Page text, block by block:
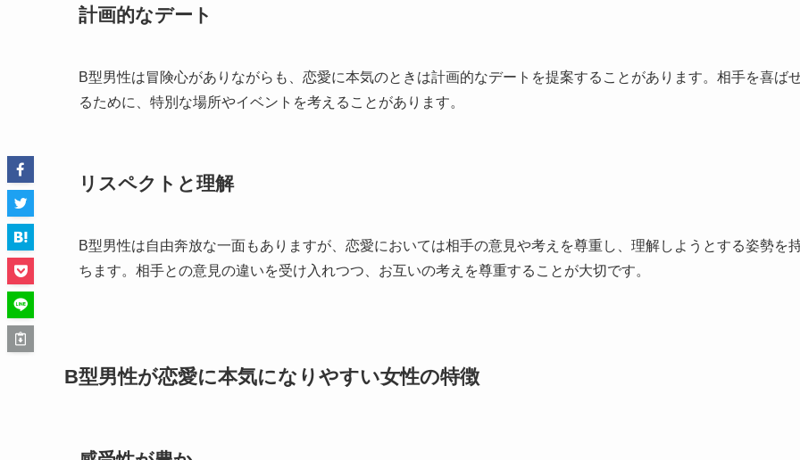
計画的なデート
B型男性は冒険心がありながらも、恋愛に本気のときは計画的なデートを提案することがあります。相手を喜ば
るために、特別な場所やイベントを考えることがあります。
リスペクトと理解
B型男性は自由奔放な一面もありますが、恋愛においては相手の意見や考えを尊重し、理解しようとする姿勢を
ちます。相手との意見の違いを受け入れつつ、お互いの考えを尊重することが大切です。
B型男性が恋愛に本気になりやすい女性の特徴